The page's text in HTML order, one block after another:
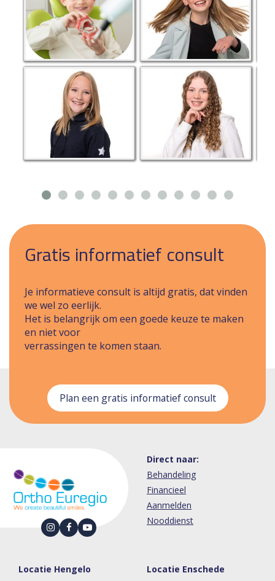
Gratis informatief consult
Je informatieve consult is altijd gratis, dat vinden
we wel zo eerlijk.
Het is belangrijk om een goede keuze te maken
en niet voor
verrassingen te komen staan.
Plan een gratis informatief consult
Direct naar:
Behandeling
Financieel
Aanmelden
Nooddienst
Locatie Hengelo
Locatie Enschede